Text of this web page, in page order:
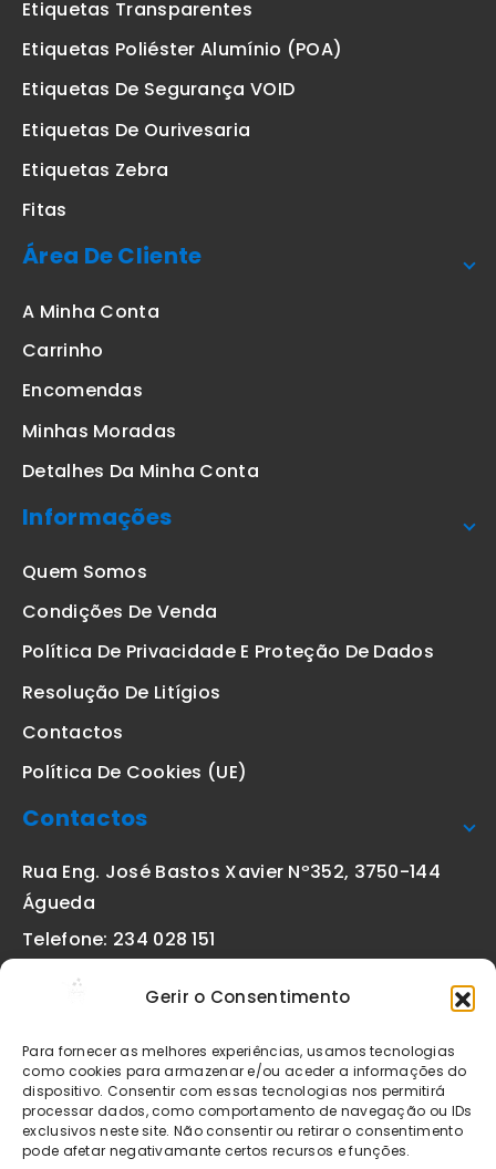
Gerir o Consentimento
Para fornecer as melhores experiências, usamos tecnologias
como cookies para armazenar e/ou aceder a informações do
dispositivo. Consentir com essas tecnologias nos permitirá
processar dados, como comportamento de navegação ou IDs
exclusivos neste site. Não consentir ou retirar o consentimento
pode afetar negativamante certos recursos e funções.
Etiquetas Transparentes
Etiquetas Poliéster Alumínio (POA)
Etiquetas De Segurança VOID
Etiquetas De Ourivesaria
Etiquetas Zebra
Fitas
Área De Cliente
A Minha Conta
Carrinho
Encomendas
Minhas Moradas
Detalhes Da Minha Conta
Informações
Quem Somos
Condições De Venda
Política De Privacidade E Proteção De Dados
Resolução De Litígios
Contactos
Política De Cookies (UE)
Contactos
Rua Eng. José Bastos Xavier Nº352, 3750-144
Águeda
Telefone: 234 028 151
geral@etiquetas-online.pt
Os preços indicados incluem IVA à taxa legal em vigor. Todos
os artigos apresentados no site encontram-se sujeitos à
disponibilidade de stock após confirmação da encomenda. As